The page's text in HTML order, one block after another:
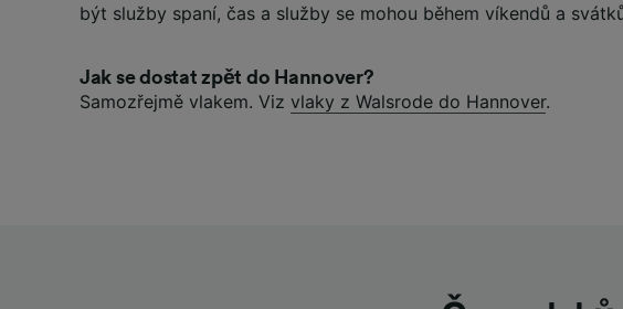
být služby spaní, čas a služby se mohou během víkendů a
Jak se dostat zpět do Hannover?
Samozřejmě vlakem. Viz vlaky z Walsrode do Hannover.